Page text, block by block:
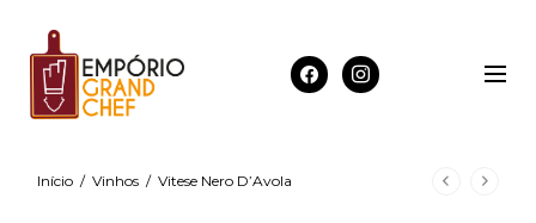
Início / Vinhos / Vitese Nero D’Avola